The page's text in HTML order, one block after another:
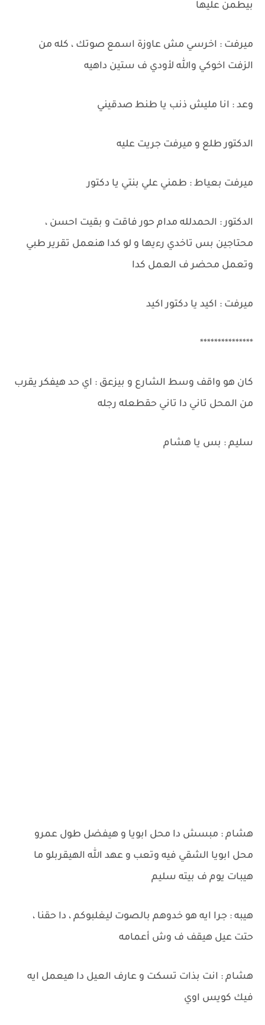
بيطمن عليها
ميرفت : اخرسي مش عاوزة اسمع صوتك ، كله من
الزفت اخوكي والله لأودي ف ستين داهيه
وعد : انا مليش ذنب يا طنط صدقيني
الدكتور طلع و ميرفت جريت عليه
ميرفت بعياط : طمني علي بنتي يا دكتور
الدكتور : الحمدلله مدام حور فاقت و بقيت احسن ،
محتاجين بس تاخدي رءيها و لو كدا هنعمل تقرير طبي
وتعمل محضر ف العمل كدا
ميرفت : اكيد يا دكتور اكيد
***************
كان هو واقف وسط الشارع و بيزعق : اي حد هيفكر يقرب
من المحل تاني دا تاني حقطعله رجله
سليم : بس يا هشام
هشام : مبسش دا محل ابويا و هيفضل طول عمرو
محل ابويا الشقي فيه وتعب و عهد الله الهيقربلو ما
هيبات يوم ف بيته سليم
هيبه : جرا ايه هو خدوهم بالصوت ليغلبوكم ، دا حقنا ،
حتت عيل هيقف ف وش أعمامه
هشام : انت بذات تسكت و عارف العيل دا هيعمل ايه
فيك كويس اوي